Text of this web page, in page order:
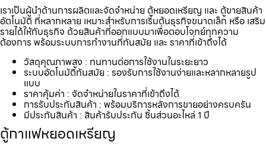
เราเป็นผู้นำด้านการผลิตและจัดจำหน่าย ตู้หยอดเหรียญ และ ตู้ขายสินค้า
อัตโนมัติ ที่หลากหลาย เหมาะสำหรับการเริ่มต้นธุรกิจขนาดเล็ก หรือ เสริม
รายได้ให้กับธุรกิจ ด้วยสินค้าที่ออกแบบมาเพื่อตอบโจทย์ทุกความ
ต้องการ พร้อมระบบการทำงานที่ทันสมัย และ ราคาที่เข้าถึงได้
วัสดุคุณภาพสูง : ทนทานต่อการใช้งานในระยะยาว
ระบบอัตโนมัติทันสมัย : รองรับการใช้งานง่ายและหลากหลายรูป
แบบ
ราคาคุ้มค่า : จัดจำหน่ายในราคาที่เข้าถึงได้
การรับประกันสินค้า : พร้อมบริการหลังการขายอย่างครบครัน
มีประกันสินค้า : สินค้ารับประกัน ชิ้นส่วนอะไหล่ 1 ปี
ตู้กาแฟหยอดเหรียญ